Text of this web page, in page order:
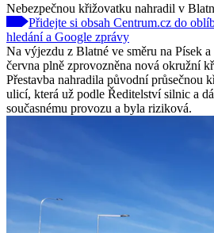
Nebezpečnou křižovatku nahradil v
Přidejte si obsah Centrum.cz do
hledání a Google zprávy
Na výjezdu z Blatné ve směru na Písek
června plně zprovozněna nová okružní
Přestavba nahradila původní průsečnou
ulicí, která už podle Ředitelství silnic a
současnému provozu a byla riziková.